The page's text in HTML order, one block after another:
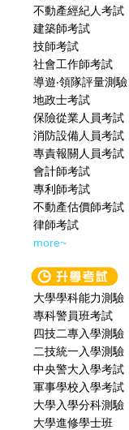
不動產經紀人考試
建築師考試
技師考試
社會工作師‍考試
導遊‧領隊評量測驗
地政士考試
保險從業人員考試
消防設備人員考試
專責報關人員考試
會計師考試
專利師考試
不動產估價師考試
律師考試
more~
大學學科能力測驗
專科警員班考試
四技二專入學測驗
二技統一入學測驗
中央警大入學考試
軍事學校入學考試
大學入學分科測驗
大學進修學士班